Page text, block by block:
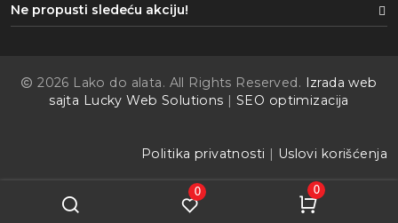
0 0
Ne propusti sledeću akciju!
2026 Lako do alata. All Rights Reserved.
Izrada web
sajta Lucky Web Solutions |SEO optimizacija
Politika privatnosti Uslovi korišćenja